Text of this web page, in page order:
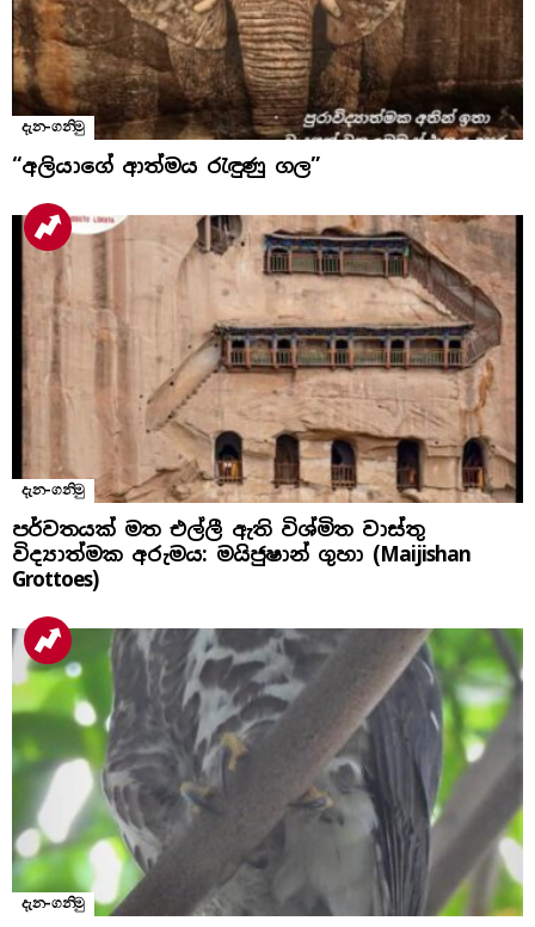
දැන-ගනිමු
“අලියාගේ ආත්මය රැඳුණු ගල”
දැන-ගනිමු
පර්වතයක් මත එල්ලී ඇති විශ්මිත වාස්තු
විද්‍යාත්මක අරුමය: මයිජුෂාන් ගුහා (Maijishan
Grottoes)
දැන-ගනිමු